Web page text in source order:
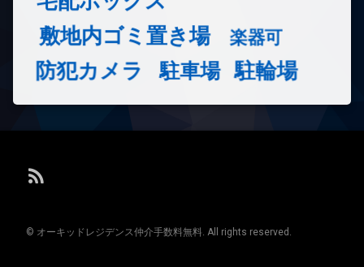
敷地内ゴミ置き場
楽器可
防犯カメラ 駐車場 駐輪場
RSS
© オーキッドレジデンス仲介手数料無料. All rights reserved.